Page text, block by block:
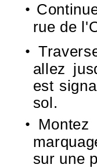
•
rue de
•
allez
est
sol.
•
sur une